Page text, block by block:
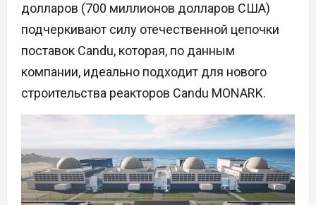
долларов (700 миллионов долларов США)
подчеркивают силу отечественной цепочки
поставок Candu, которая, по данным
компании, идеально подходит для нового
строительства реакторов Candu MONARK.